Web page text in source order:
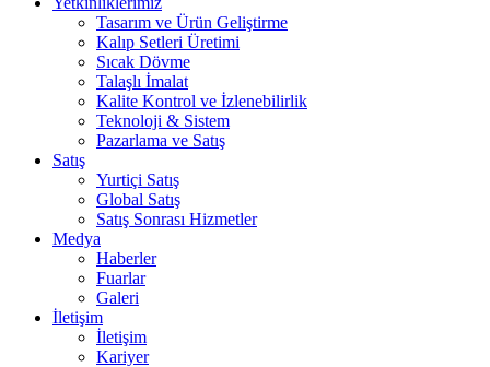
Tasarım ve Ürün Geliştirme
Kalıp Setleri Üretimi
Sıcak Dövme
Talaşlı İmalat
Kalite Kontrol ve İzlenebilirlik
Teknoloji & Sistem
Pazarlama ve Satış
Satış
Yurtiçi Satış
Global Satış
Satış Sonrası Hizmetler
Medya
Haberler
Fuarlar
Galeri
İletişim
İletişim
Kariyer